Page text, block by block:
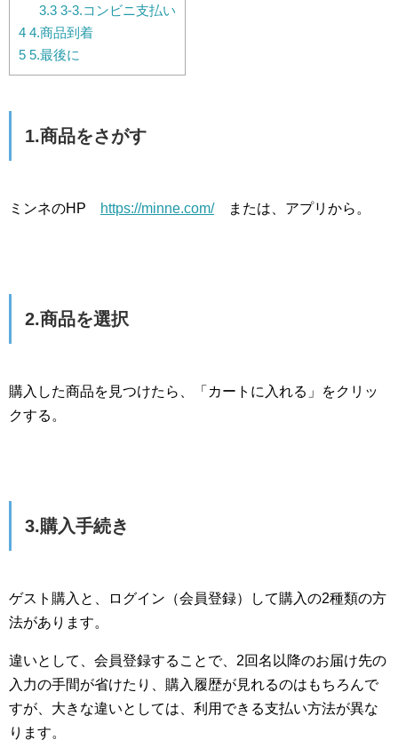
3.33-3.コンビニ支払い
4 4.商品到着
5 5.最後に
1.商品をさがす
ミンネのHP https://minne.com/または、アプリから。
2.商品を選択
購入した商品を見つけたら、「カートに入れる」をクリッ
クする。
3.購入手続き
ゲスト購入と、ログイン（会員登録）して購入の2種類の方
法があります。
違いとして、会員登録することで、2回名以降のお届け先の
入力の手間が省けたり、購入履歴が見れるのはもちろんで
すが、大きな違いとしては、利用できる支払い方法が異な
ります。